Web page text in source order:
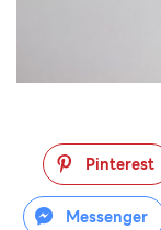
Pinterest
Messenger